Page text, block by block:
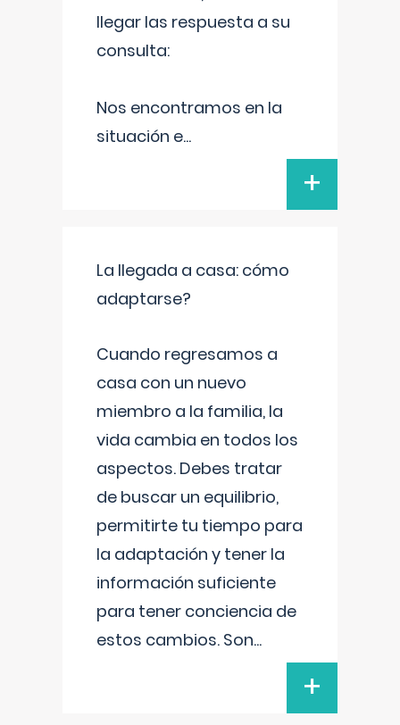
llegar las respuesta a su
consulta:
Nos encontramos en la
situación e...
+
La llegada a casa: cómo
adaptarse?
Cuando regresamos a
casa con un nuevo
miembro a la familia, la
vida cambia en todos los
aspectos. Debes tratar
de buscar un equilibrio,
permitirte tu tiempo para
la adaptación y tener la
información suficiente
para tener conciencia de
estos cambios. Son...
+